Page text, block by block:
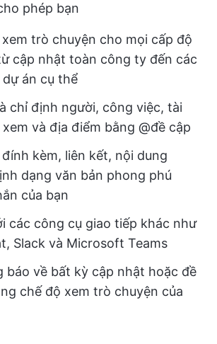
phép bạn
trò chuyện cho mọi cấp độ
cập nhật toàn công ty đến các
án cụ thể
chỉ định người, công việc, tài
và địa điểm bằng @đề cập
kèm, liên kết, nội dung
dạng văn bản phong phú
của bạn
các công cụ giao tiếp khác như
Slack và Microsoft Teams
báo về bất kỳ cập nhật hoặc đề
chế độ xem trò chuyện của